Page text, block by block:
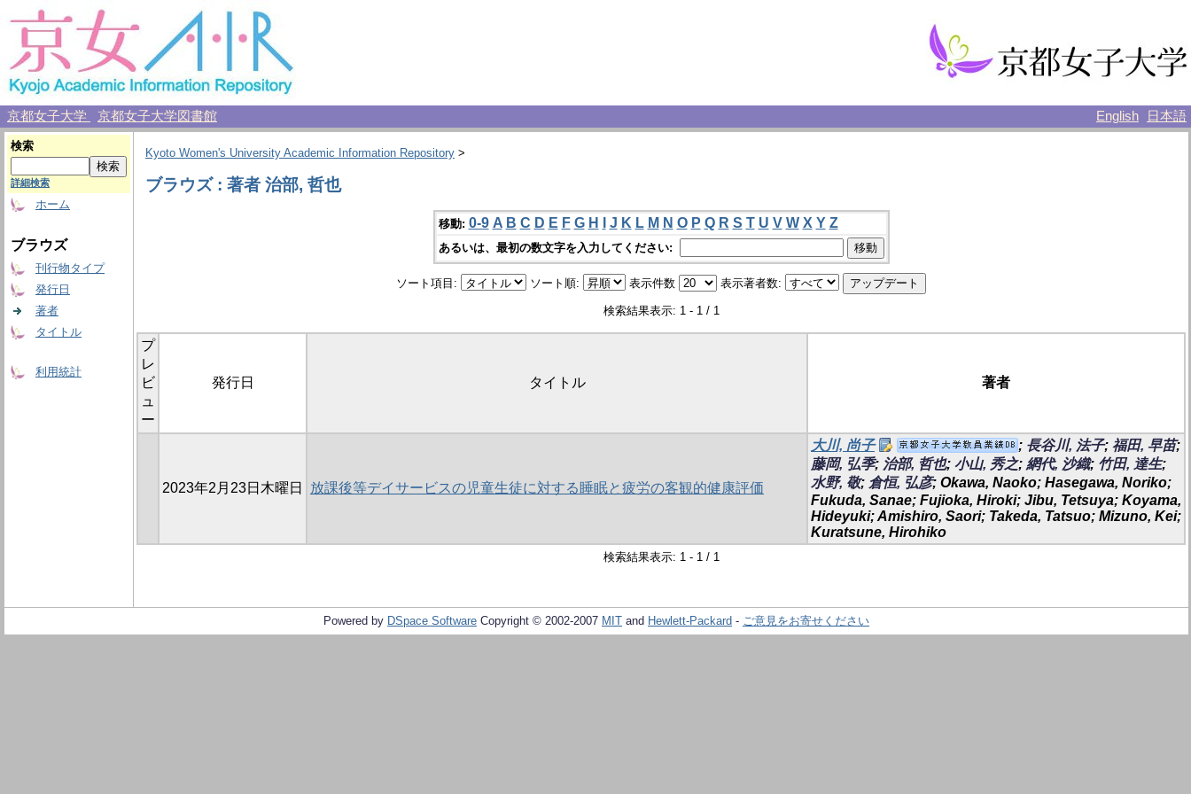
京都女子大学 京都女子大学図書館 English 日本語
検索
詳細検索
ホーム
ブラウズ
刊行物タイプ
発行日
著者
タイトル
利用統計
Kyoto Women's University Academic Information Repository >
ブラウズ : 著者 治部, 哲也
移動: 0-9 A B C D E F G H J K L M N O P Q R S T U V W X Y Z
あるいは、最初の数文字を入力してください:
ソート項目: ソート順: 表示件数 表示著者数:
検索結果表示: 1 - 1 / 1
プ
レ
ビ
ュ
ー
発行日 タイトル 著者
2023年2月23日木曜日 放課後等デイサービスの児童生徒に対する睡眠と疲労の客観的健康評価
大川, 尚子 ; 長谷川, 法子; 福田, 早苗;
藤岡, 弘季; 治部, 哲也; 小山, 秀之; 網代, 沙織; 竹田, 達生;
水野, 敬; 倉恒, 弘彦; Okawa, Naoko; Hasegawa, Noriko;
Fukuda, Sanae; Fujioka, Hiroki; Jibu, Tetsuya; Koyama,
Hideyuki; Amishiro, Saori; Takeda, Tatsuo; Mizuno, Kei;
Kuratsune, Hirohiko
検索結果表示: 1 - 1 / 1
Powered by DSpace Software Copyright © 2002-2007 MIT and Hewlett-Packard - ご意見をお寄せください